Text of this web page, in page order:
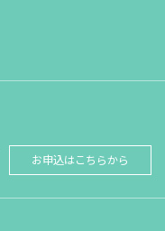
お申込はこちらから